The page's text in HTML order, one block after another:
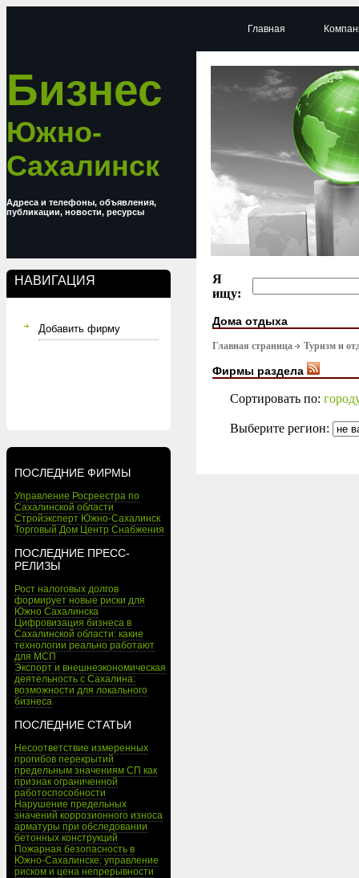
Бизнес
Южно-
Сахалинск
Адреса и телефоны, объявления,
публикации, новости, ресурсы
НАВИГАЦИЯ
Добавить фирму
ПОСЛЕДНИЕ ФИРМЫ
Управление Росреестра по
Сахалинской области
Стройэксперт Южно-Сахалинск
Торговый Дом Центр Снабжения
ПОСЛЕДНИЕ ПРЕСС-
РЕЛИЗЫ
Рост налоговых долгов
формирует новые риски для
Южно Сахалинска
Цифровизация бизнеса в
Сахалинской области: какие
технологии реально работают
для МСП
Экспорт и внешнеэкономическая
деятельность с Сахалина:
возможности для локального
бизнеса
ПОСЛЕДНИЕ СТАТЬИ
Несоответствие измеренных
прогибов перекрытий
предельным значениям СП как
признак ограниченной
работоспособности
Нарушение предельных
значений коррозионного износа
арматуры при обследовании
бетонных конструкций
Пожарная безопасность в
Южно-Сахалинске: управление
риском и цена непрерывности
Главная
Я
ищу:
Дома отдыха
Главная страница Туризм и
Фирмы раздела
Сортировать по:
Выберите регион: